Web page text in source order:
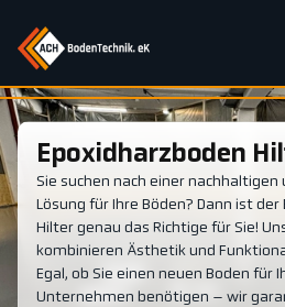
Epoxidharzboden
Sie suchen nach einer nachhaltigen
Lösung für Ihre Böden? Dann ist
Hilter genau das Richtige für Sie!
kombinieren Ästhetik und
Egal, ob Sie einen neuen Boden für
Unternehmen benötigen – wir